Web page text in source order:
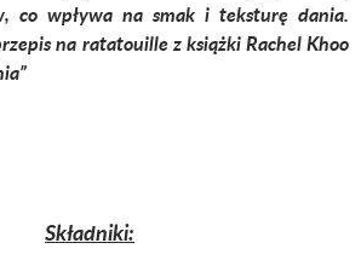
co wpływa na smak i teksturę dania.
na ratatouille z książki Rachel Khoo
Składniki: